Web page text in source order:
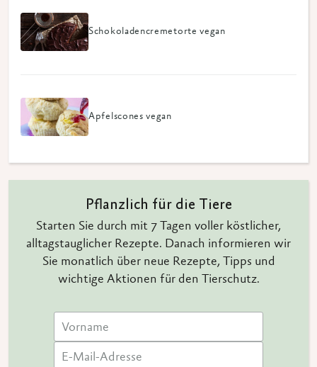
Schokoladencremetorte vegan
Apfelscones vegan
Pflanzlich für die Tiere
Starten Sie durch mit 7 Tagen voller köstlicher,
alltagstauglicher Rezepte. Danach informieren wir
Sie monatlich über neue Rezepte, Tipps und
wichtige Aktionen für den Tierschutz.